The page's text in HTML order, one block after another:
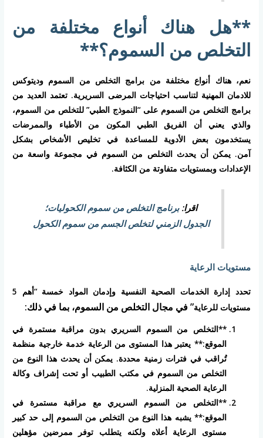
**هل هناك أنواع مختلفة من
التخلص من السموم؟**
نعم، هناك أنواع مختلفة من برامج التخلص من السموم وديتوكس
للادمان المهنية لتناسب احتياجات المرضى السريرية. تعتمد العديد من
برامج التخلص من السموم على “النموذج الطبي” للتخلص من السموم،
والذي يعني أن الفريق الطبي المكون من الأطباء والممرضات
يستخدمون بعض الأدوية للمساعدة في تخليص الأشخاص بشكل
آمن. يمكن أن يحدث التخلص من السموم في مجموعة واسعة من
الإعدادات وبمستويات متفاوتة من الكثافة.
اقرا:برنامج التخلص من سموم الكحوليات؛
الجدول الزمني لتخلص الجسم من سموم الكحول
مستويات الرعاية
تحدد إدارة الخدمات الصحية النفسية وإدمان المواد خمسة “أهم 5
مستويات للرعاية” في مجال التخلص من السموم، بما في ذلك:
**التخلص من السموم السريري بدون مراقبة مستمرة في
الموقع:** يعتبر هذا المستوى من الرعاية خدمة خارجية منظمة
تُراقب في فترات زمنية محددة. يمكن أن يحدث هذا النوع من
التخلص من السموم في مكتب الطبيب أو تحت إشراف وكالة
الرعاية الصحية المنزلية.
**التخلص من السموم السريري مع مراقبة مستمرة في
الموقع:** يشبه هذا النوع من التخلص من السموم إلى حد كبير
مستوى الرعاية أعلاه ولكنه يتطلب توفر ممرضين مؤهلين